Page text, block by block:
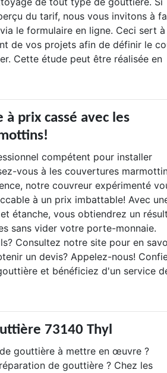
du tarif, nous vous invitons à
le formulaire en ligne. Ceci sert à
de vos projets afin de définir le
Cette étude peut être réalisée en
prix cassé avec les
compétent pour installer
vous à les couvertures
notre couvreur expérimenté
à un prix imbattable! Avec
étanche, vous obtiendrez un
sans vider votre porte-monnaie.
Consultez notre site pour en
un devis? Appelez-nous!
et bénéficiez d'un service
73140 Thyl
gouttière à mettre en œuvre ?
de gouttière ? Chez les